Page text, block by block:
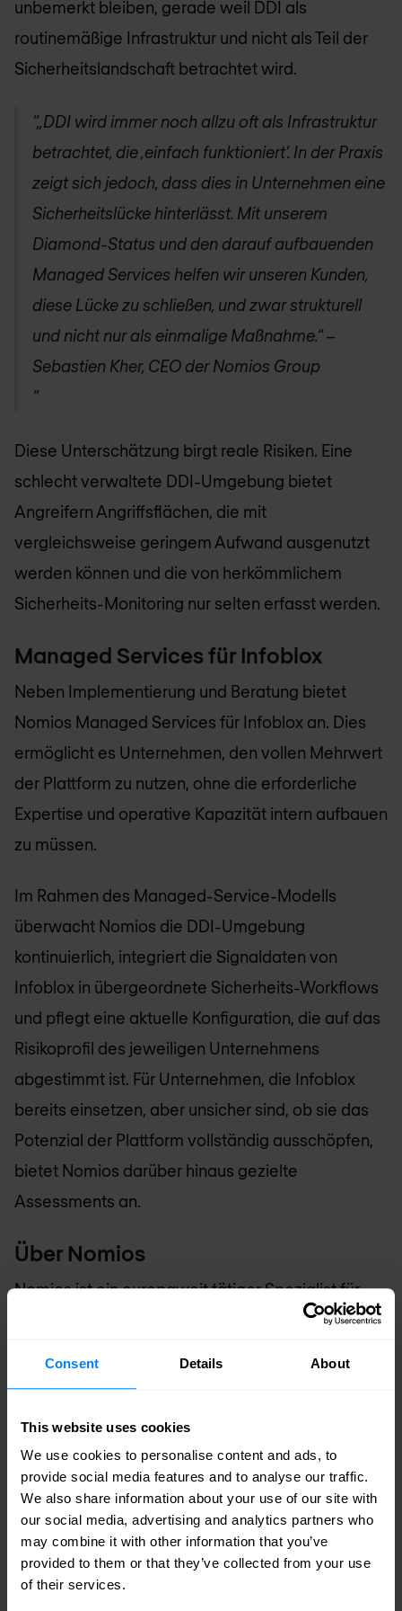
Consent Details About
This website uses cookies
We use cookies to personalise content and ads, to
provide social media features and to analyse our traffic.
We also share information about your use of our site with
our social media, advertising and analytics partners who
may combine it with other information that you’ve
provided to them or that they’ve collected from your use
of their services.
unbemerkt bleiben, gerade weil DDI als
routinemäßige Infrastruktur und nicht als Teil der
Sicherheitslandschaft betrachtet wird.
„DDI wird immer noch allzu oft als Infrastruktur
betrachtet, die ‚einfach funktioniert‘. In der Praxis
zeigt sich jedoch, dass dies in Unternehmen eine
Sicherheitslücke hinterlässt. Mit unserem
Diamond-Status und den darauf aufbauenden
Managed Services helfen wir unseren Kunden,
diese Lücke zu schließen, und zwar strukturell
und nicht nur als einmalige Maßnahme.“ –
Sebastien Kher, CEO der Nomios Group
Diese Unterschätzung birgt reale Risiken. Eine
schlecht verwaltete DDI-Umgebung bietet
Angreifern Angriffsflächen, die mit
vergleichsweise geringem Aufwand ausgenutzt
werden können und die von herkömmlichem
Sicherheits-Monitoring nur selten erfasst werden.
Managed Services für Infoblox
Neben Implementierung und Beratung bietet
Nomios Managed Services für Infoblox an. Dies
ermöglicht es Unternehmen, den vollen Mehrwert
der Plattform zu nutzen, ohne die erforderliche
Expertise und operative Kapazität intern aufbauen
zu müssen.
Im Rahmen des Managed-Service-Modells
überwacht Nomios die DDI-Umgebung
kontinuierlich, integriert die Signaldaten von
Infoblox in übergeordnete Sicherheits-Workflows
und pflegt eine aktuelle Konfiguration, die auf das
Risikoprofil des jeweiligen Unternehmens
abgestimmt ist. Für Unternehmen, die Infoblox
bereits einsetzen, aber unsicher sind, ob sie das
Potenzial der Plattform vollständig ausschöpfen,
bietet Nomios darüber hinaus gezielte
Assessments an.
Über Nomios
Nomios ist ein europaweit tätiger Spezialist für
Netzwerk- und Cybersicherheitslösungen. Als Teil
ihrer digitalen Infrastruktur zu unterstützen.
Nomios verbindet fundiertes technisches
Fachwissen mit einem Serviceansatz, der weit
über die anfängliche Implementierung hinausgeht.